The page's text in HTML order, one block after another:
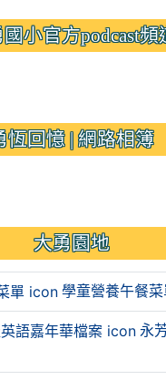
小官方podcast頻
恆回憶 | 網路相簿
大勇園地
學童營養午餐
永